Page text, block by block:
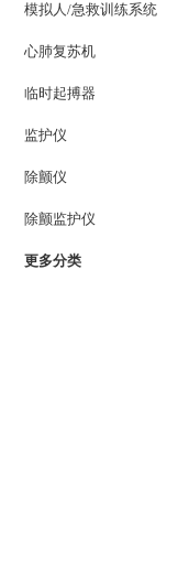
模拟人/急救训练系统
心肺复苏机
临时起搏器
监护仪
除颤仪
除颤监护仪
更多分类